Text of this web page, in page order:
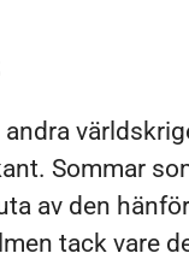
Sommar
av den
tack vare